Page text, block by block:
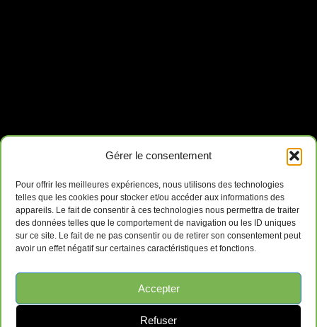
Gérer le consentement
Pour offrir les meilleures expériences, nous utilisons des technologies
telles que les cookies pour stocker et/ou accéder aux informations des
appareils. Le fait de consentir à ces technologies nous permettra de traiter
des données telles que le comportement de navigation ou les ID uniques
sur ce site. Le fait de ne pas consentir ou de retirer son consentement peut
avoir un effet négatif sur certaines caractéristiques et fonctions.
Accepter
Refuser